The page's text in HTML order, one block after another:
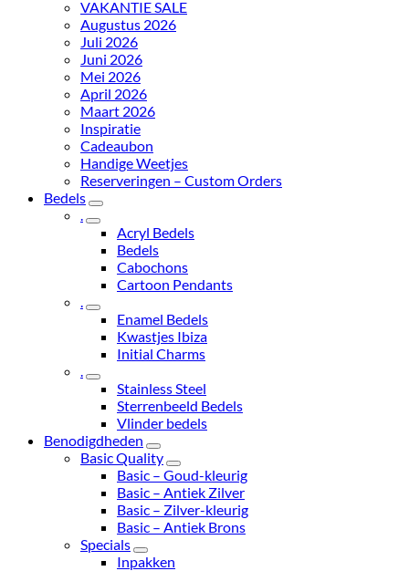
VAKANTIE SALE
Augustus 2026
Juli 2026
Juni 2026
Mei 2026
April 2026
Maart 2026
Inspiratie
Cadeaubon
Handige Weetjes
Reserveringen – Custom Orders
Bedels
.
Acryl Bedels
Bedels
Cabochons
Cartoon Pendants
.
Enamel Bedels
Kwastjes Ibiza
Initial Charms
.
Stainless Steel
Sterrenbeeld Bedels
Vlinder bedels
Benodigdheden
Basic Quality
Basic – Goud-kleurig
Basic – Antiek Zilver
Basic – Zilver-kleurig
Basic – Antiek Brons
Specials
Inpakken